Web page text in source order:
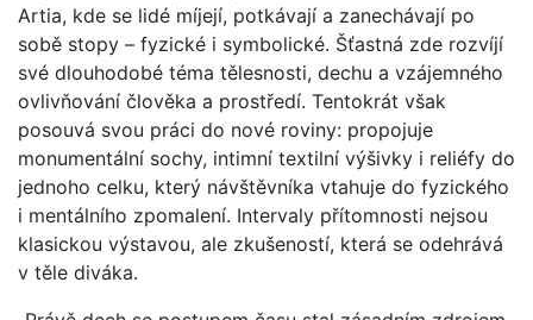
Artia, kde se lidé míjejí, potkávají a zanechávají po
sobě stopy – fyzické i symbolické. Šťastná zde rozvíjí
své dlouhodobé téma tělesnosti, dechu a vzájemného
ovlivňování člověka a prostředí. Tentokrát však
posouvá svou práci do nové roviny: propojuje
monumentální sochy, intimní textilní výšivky i reliéfy do
jednoho celku, který návštěvníka vtahuje do fyzického
i mentálního zpomalení. Intervaly přítomnosti nejsou
klasickou výstavou, ale zkušeností, která se odehrává
v těle diváka.